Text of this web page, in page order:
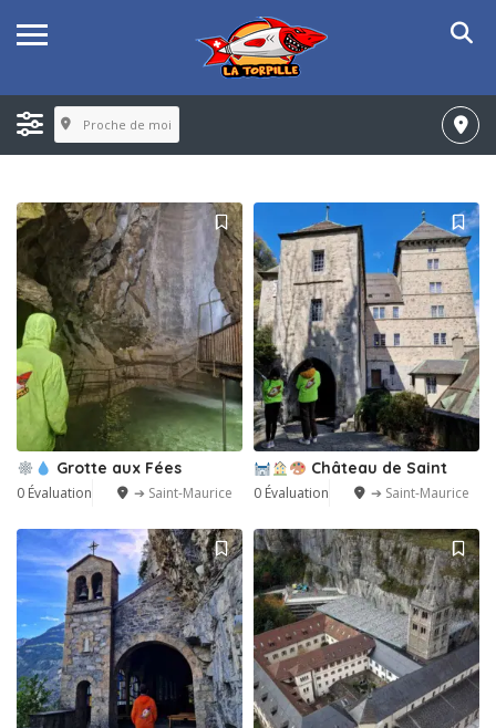
Proche de moi
Grotte aux Fées
0 Évaluation ➔ Saint-Maurice
Château de Saint
0 Évaluation ➔ Saint-Maurice